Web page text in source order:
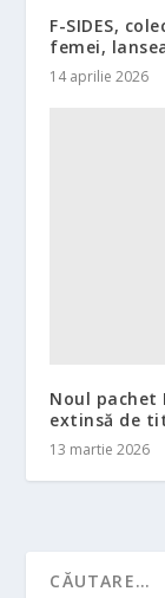
F-SIDES,
femei,
14 aprilie 2026
Noul pachet
extinsă de
13 martie 2026